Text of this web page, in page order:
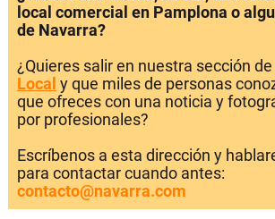
local comercial en Pamplona o
de Navarra?
¿Quieres salir en nuestra sección de
Local y que miles de personas
que ofreces con una noticia y
por profesionales?
Escríbenos a esta dirección y
para contactar cuando antes:
contacto@navarra.com